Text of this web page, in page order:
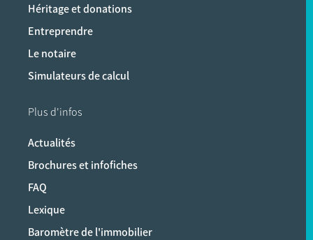
Héritage et donations
Entreprendre
Le notaire
Simulateurs de calcul
Plus d'infos
Actualités
Brochures et infofiches
FAQ
Lexique
Baromètre de l'immobilier